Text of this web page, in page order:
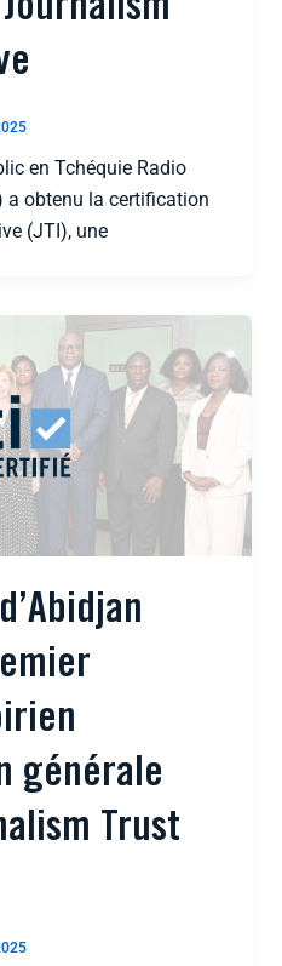
en Tchéquie Radio
a obtenu la certification
(JTI), une
générale
Trust